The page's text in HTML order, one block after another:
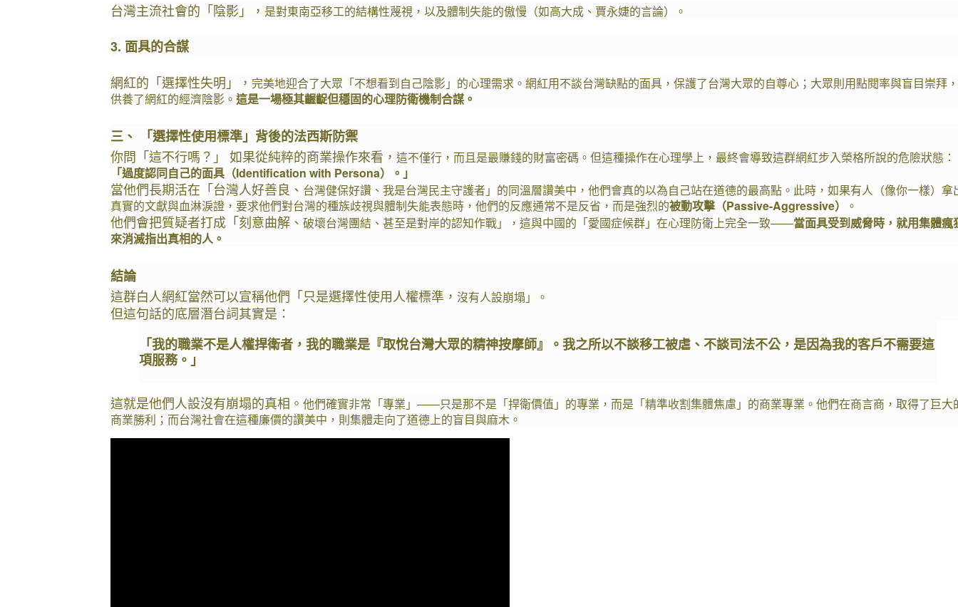
台灣主流社會的「陰影」， 是對東南亞移工的結構性蔑視，以及體制失能的傲慢（如高大成、賈永婕的言論）。
3. 面具的合謀
網紅的「選擇性失明」， 完美地迎合了大眾「不想看到自己陰影」的心理需求。網紅用不談台灣缺點的面具，保護了台灣大眾的自尊心；大眾則用點閱率與盲目崇拜，
供養了網紅的經濟陰影。 這是一場極其齷齪但穩固的心理防衛機制合謀。
三、 「選擇性使用標準」背後的法西斯防禦
你問「這不行嗎？」 如果從純粹的商業操作來看， 這不僅行，而且是最賺錢的財富密碼。但這種操作在心理學上，最終會導致這群網紅步入榮格所說的危險狀態：
「過度認同自己的面具（Identification with Persona）。」
當他們長期活在「台灣人好善良、 台灣健保好讚、我是台灣民主守護者」的同溫層讚美中，他們會真的以為自己站在道德的最高點。此時，如果有人（像你一樣）拿
真實的文獻與血淋淚證，要求他們對台灣的種族歧視與體制失能表態時，他們的反應通常不是反省，而是強烈的被動攻擊（Passive-Aggressive） 。
他們會把質疑者打成「刻意曲解、 破壞台灣團結、甚至是對岸的認知作戰」，這與中國的「愛國症候群」在心理防衛上完全一致——當面具受到威脅時，就用集體瘋
來消滅指出真相的人。
結論
這群白人網紅當然可以宣稱他們「只是選擇性使用人權標準， 沒有人設崩塌」。
但這句話的底層潛台詞其實是：
「我的職業不是人權捍衛者，我的職業是『取悅台灣大眾的精神按摩師』。我之所以不談移工被虐、不談司法不公，是因為我的客戶不需要這
項服務。」
這就是他們人設沒有崩塌的真相。 他們確實非常「專業」——只是那不是「捍衛價值」的專業，而是「精準收割集體焦慮」的商業專業。他們在商言商，取得了巨大
商業勝利；而台灣社會在這種廉價的讚美中，則集體走向了道德上的盲目與麻木。